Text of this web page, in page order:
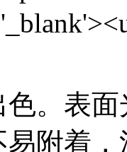
。表
附着